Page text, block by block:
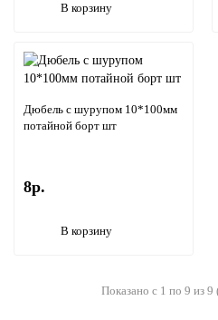
В корзину
Дюбель с шурупом 10*100мм
потайной борт шт
8р.
В корзину
Показано с 1 по 9 из 9